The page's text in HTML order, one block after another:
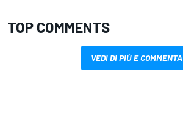
TOP COMMENTS
VEDI DI PIÙ E COMMENTA